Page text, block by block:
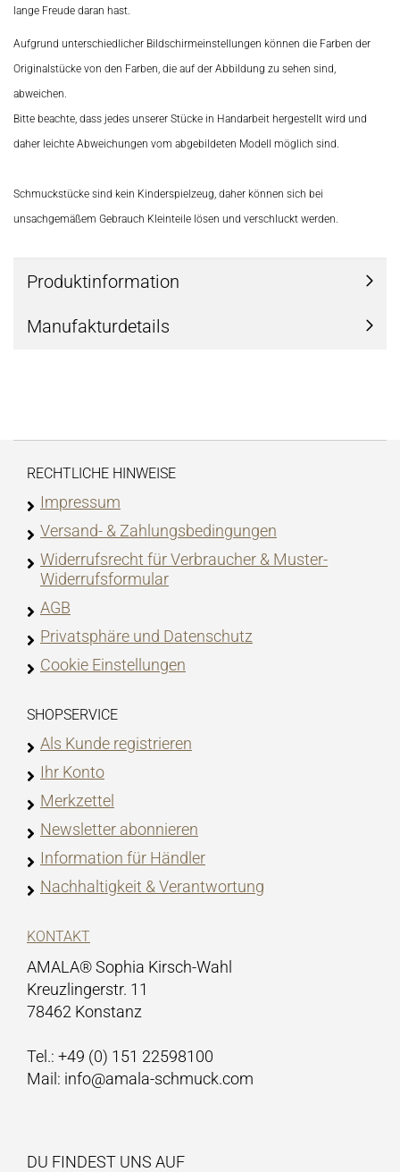
lange Freude daran hast.
Aufgrund unterschiedlicher Bildschirmeinstellungen können die Farben der
Originalstücke von den Farben, die auf der Abbildung zu sehen sind,
abweichen.
Bitte beachte, dass jedes unserer Stücke in Handarbeit hergestellt wird und
daher leichte Abweichungen vom abgebildeten Modell möglich sind.
Schmuckstücke sind kein Kinderspielzeug, daher können sich bei
unsachgemäßem Gebrauch Kleinteile lösen und verschluckt werden.
Produktinformation
Manufakturdetails
RECHTLICHE HINWEISE
Impressum
Versand- & Zahlungsbedingungen
Widerrufsrecht für Verbraucher & Muster-
Widerrufsformular
AGB
Privatsphäre und Datenschutz
Cookie Einstellungen
SHOPSERVICE
Als Kunde registrieren
Ihr Konto
Merkzettel
Newsletter abonnieren
Information für Händler
Nachhaltigkeit & Verantwortung
KONTAKT
AMALA® Sophia Kirsch-Wahl
Kreuzlingerstr. 11
78462 Konstanz
Tel.: +49 (0) 151 22598100
Mail: info@amala-schmuck.com
DU FINDEST UNS AUF